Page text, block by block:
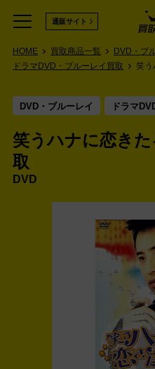
通販サイト
HOME 買取商品一覧
DVD・ブ
ドラマDVD・ブルーレイ買取
笑う
DVD・ブルーレイ ドラマ
笑うハナに恋き
取
DVD